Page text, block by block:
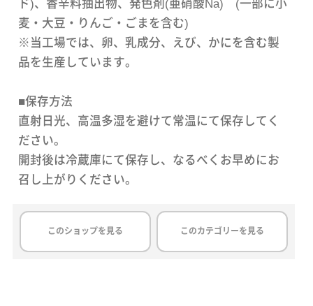
ド)、香辛料抽出物、発色剤(亜硝酸Na) (一部に小
麦・大豆・りんご・ごまを含む)
※当工場では、卵、乳成分、えび、かにを含む製
品を生産しています。
■保存方法
直射日光、高温多湿を避けて常温にて保存してく
ださい。
開封後は冷蔵庫にて保存し、なるべくお早めにお
召し上がりください。
このショップを見る このカテゴリーを見る